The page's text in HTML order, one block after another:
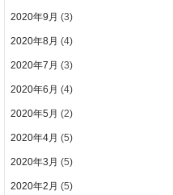
2020年9月 (3)
2020年8月 (4)
2020年7月 (3)
2020年6月 (4)
2020年5月 (2)
2020年4月 (5)
2020年3月 (5)
2020年2月 (5)